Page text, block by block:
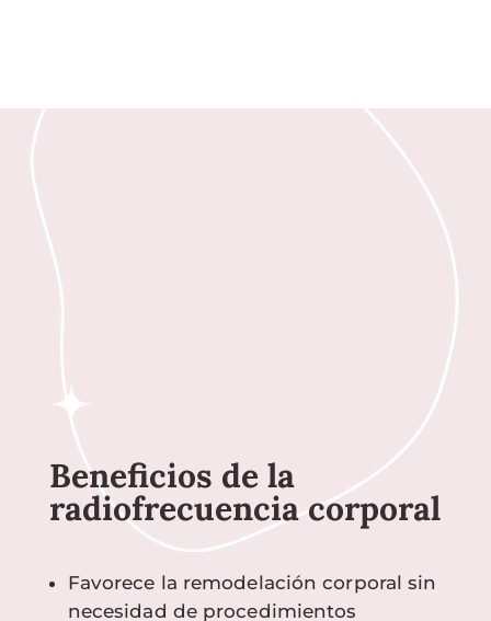
Beneficios de la
radiofrecuencia corporal
Favorece la remodelación corporal sin
necesidad de procedimientos